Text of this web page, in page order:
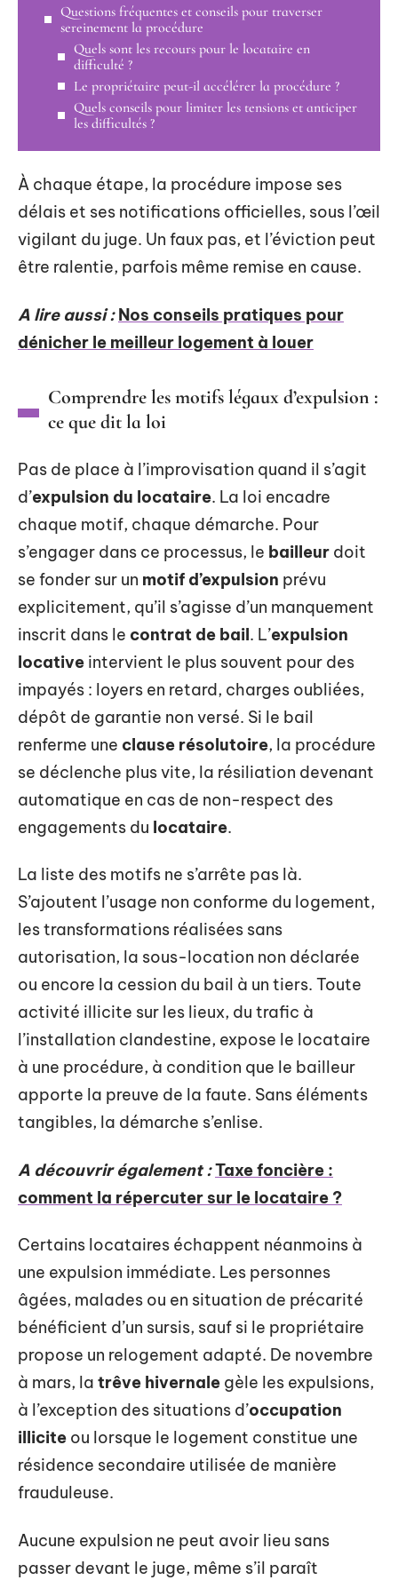
Questions fréquentes et conseils pour traverser
sereinement la procédure
Quels sont les recours pour le locataire en
difficulté ?
Le propriétaire peut-il accélérer la procédure ?
Quels conseils pour limiter les tensions et anticiper
les difficultés ?
À chaque étape, la procédure impose ses
délais et ses notifications officielles, sous l’œil
vigilant du juge. Un faux pas, et l’éviction peut
être ralentie, parfois même remise en cause.
A lire aussi : Nos conseils pratiques pour
dénicher le meilleur logement à louer
Comprendre les motifs légaux d’expulsion :
ce que dit la loi
Pas de place à l’improvisation quand il s’agit
d’expulsion du locataire. La loi encadre
chaque motif, chaque démarche. Pour
s’engager dans ce processus, le bailleur doit
se fonder sur un motif d’expulsion prévu
explicitement, qu’il s’agisse d’un manquement
inscrit dans le contrat de bail. L’expulsion
locative intervient le plus souvent pour des
impayés : loyers en retard, charges oubliées,
dépôt de garantie non versé. Si le bail
renferme une clause résolutoire, la procédure
se déclenche plus vite, la résiliation devenant
automatique en cas de non-respect des
engagements du locataire.
La liste des motifs ne s’arrête pas là.
S’ajoutent l’usage non conforme du logement,
les transformations réalisées sans
autorisation, la sous-location non déclarée
ou encore la cession du bail à un tiers. Toute
activité illicite sur les lieux, du trafic à
l’installation clandestine, expose le locataire
à une procédure, à condition que le bailleur
apporte la preuve de la faute. Sans éléments
tangibles, la démarche s’enlise.
A découvrir également :Taxe foncière :
comment la répercuter sur le locataire ?
Certains locataires échappent néanmoins à
une expulsion immédiate. Les personnes
âgées, malades ou en situation de précarité
bénéficient d’un sursis, sauf si le propriétaire
propose un relogement adapté. De novembre
à mars, la trêve hivernale gèle les expulsions,
à l’exception des situations d’occupation
illicite ou lorsque le logement constitue une
résidence secondaire utilisée de manière
frauduleuse.
Aucune expulsion ne peut avoir lieu sans
passer devant le juge, même s’il paraît